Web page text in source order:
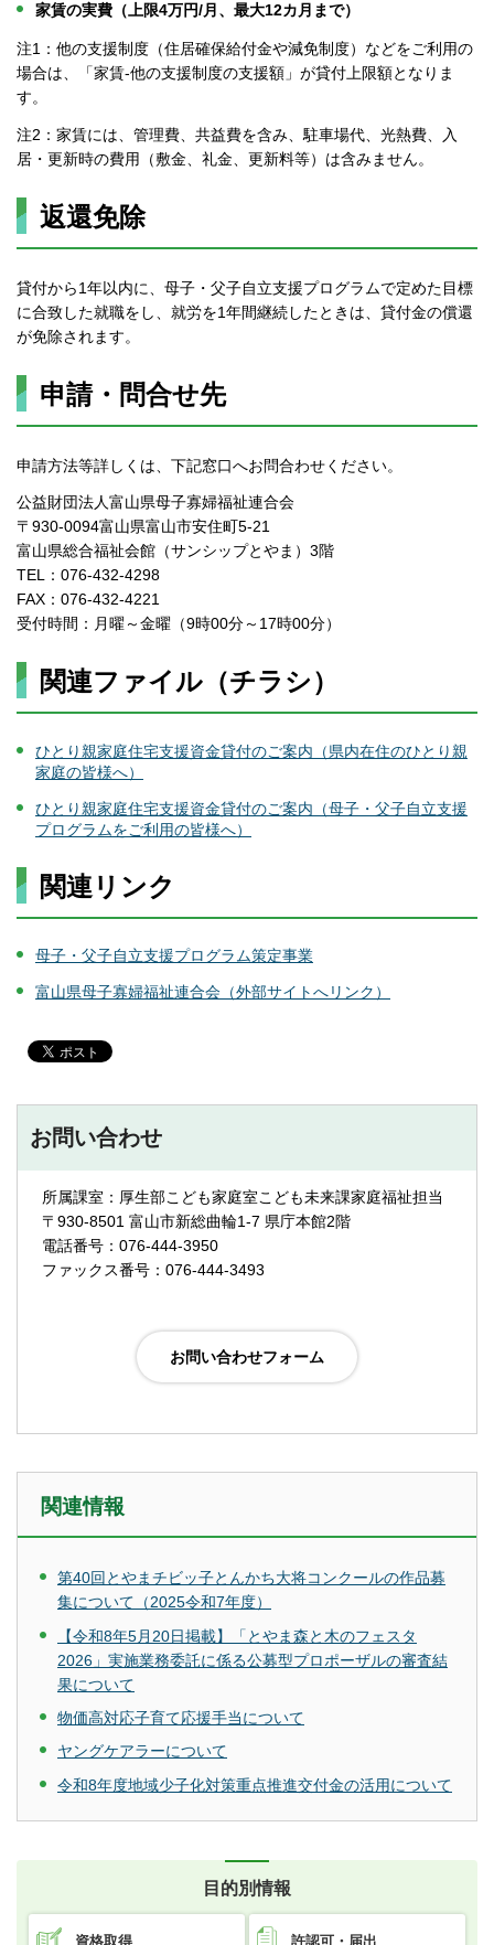
家賃の実費（上限4万円/月、最大12カ月まで）
注1：他の支援制度（住居確保給付金や減免制度）などをご利用の
場合は、「家賃-他の支援制度の支援額」が貸付上限額となりま
す。
注2：家賃には、管理費、共益費を含み、駐車場代、光熱費、入
居・更新時の費用（敷金、礼金、更新料等）は含みません。
返還免除
貸付から1年以内に、母子・父子自立支援プログラムで定めた目標
に合致した就職をし、就労を1年間継続したときは、貸付金の償還
が免除されます。
申請・問合せ先
申請方法等詳しくは、下記窓口へお問合わせください。
公益財団法人富山県母子寡婦福祉連合会
〒930-0094富山県富山市安住町5-21
富山県総合福祉会館（サンシップとやま）3階
TEL：076-432-4298
FAX：076-432-4221
受付時間：月曜～金曜（9時00分～17時00分）
関連ファイル（チラシ）
ひとり親家庭住宅支援資金貸付のご案内（県内在住のひとり親
家庭の皆様へ）
ひとり親家庭住宅支援資金貸付のご案内（母子・父子自立支援
プログラムをご利用の皆様へ）
関連リンク
母子・父子自立支援プログラム策定事業
富山県母子寡婦福祉連合会（外部サイトへリンク）
お問い合わせ
所属課室：厚生部こども家庭室こども未来課家庭福祉担当
〒930-8501 富山市新総曲輪1-7 県庁本館2階
電話番号：076-444-3950
ファックス番号：076-444-3493
関連情報
第40回とやまチビッ子とんかち大将コンクールの作品募
集について（2025令和7年度）
【令和8年5月20日掲載】「とやま森と木のフェスタ
2026」実施業務委託に係る公募型プロポーザルの審査結
果について
物価高対応子育て応援手当について
ヤングケアラーについて
令和8年度地域少子化対策重点推進交付金の活用について
目的別情報
資格取得 許認可・届出